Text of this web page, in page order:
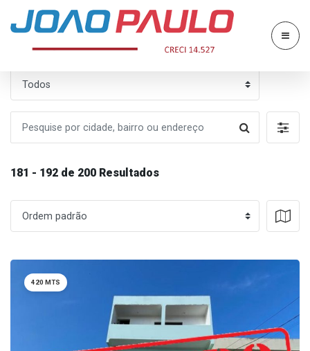
181 - 192 de 200 Resultados
420 MTS